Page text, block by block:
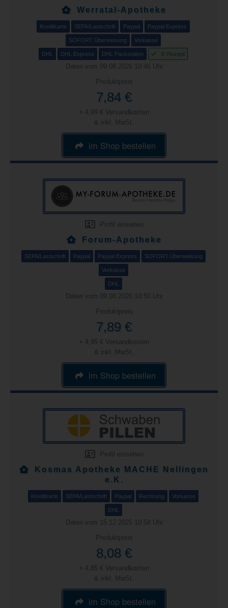
Werratal-Apotheke
Kreditkarte SEPA/Lastschrift Paypal Paypal Express
SOFORT Überweisung Vorkasse
DHL DHL Express DHL Packstation E-Rezept
Daten vom 09.08.2026 10:46 Uhr
Produktpreis
7,84 €
+ 4,99 € Versandkosten
& inkl. MwSt.
im Shop bestellen
Profil einsehen
Forum-Apotheke
SEPA/Lastschrift Paypal Paypal Express SOFORT Überweisung
Vorkasse
DHL
Daten vom 09.08.2026 10:50 Uhr
Produktpreis
7,89 €
+ 4,95 € Versandkosten
& inkl. MwSt.
im Shop bestellen
Profil einsehen
Kosmas Apotheke MACHE Nellingen
e.K.
Kreditkarte SEPA/Lastschrift Paypal Rechnung Vorkasse
DHL
Daten vom 15.12.2025 10:58 Uhr
Produktpreis
8,08 €
+ 4,85 € Versandkosten
& inkl. MwSt.
im Shop bestellen